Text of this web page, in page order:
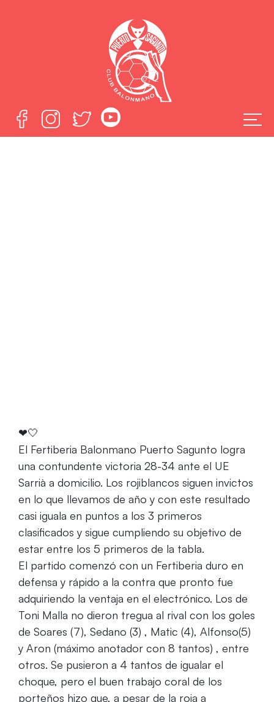
❤🤍
El Fertiberia Balonmano Puerto Sagunto logra
una contundente victoria 28-34 ante el UE
Sarrià a domicilio. Los rojiblancos siguen invictos
en lo que llevamos de año y con este resultado
casi iguala en puntos a los 3 primeros
clasificados y sigue cumpliendo su objetivo de
estar entre los 5 primeros de la tabla.
El partido comenzó con un Fertiberia duro en
defensa y rápido a la contra que pronto fue
adquiriendo la ventaja en el electrónico. Los de
Toni Malla no dieron tregua al rival con los goles
de Soares (7), Sedano (3) , Matic (4), Alfonso(5)
y Aron (máximo anotador con 8 tantos) , entre
otros. Se pusieron a 4 tantos de igualar el
choque, pero el buen trabajo coral de los
porteños hizo que, a pesar de la roja a